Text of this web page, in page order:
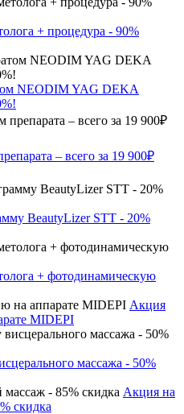
+ процедура - 90%
NEODIM YAG DEKA
– всего за 19 900₽
BeautyLizer STT - 20%
+ фотодинамическую
Акция
MIDEPI
массажа - 50%
Акция на
скидка